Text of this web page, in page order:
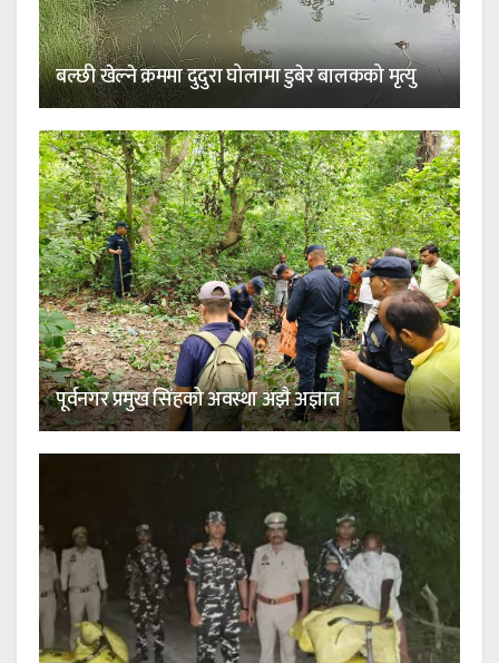
बल्छी खेल्ने क्रममा दुदुरा घोलामा डुबेर बालकको मृत्यु
पूर्वनगर प्रमुख सिंहको अवस्था अझै अज्ञात